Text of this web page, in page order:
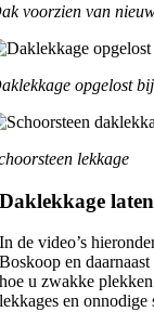
voorzien van
opgelost
lekkage
Daklekkage
In de video’s
Boskoop en
hoe u zwakke
lekkages en onnodige